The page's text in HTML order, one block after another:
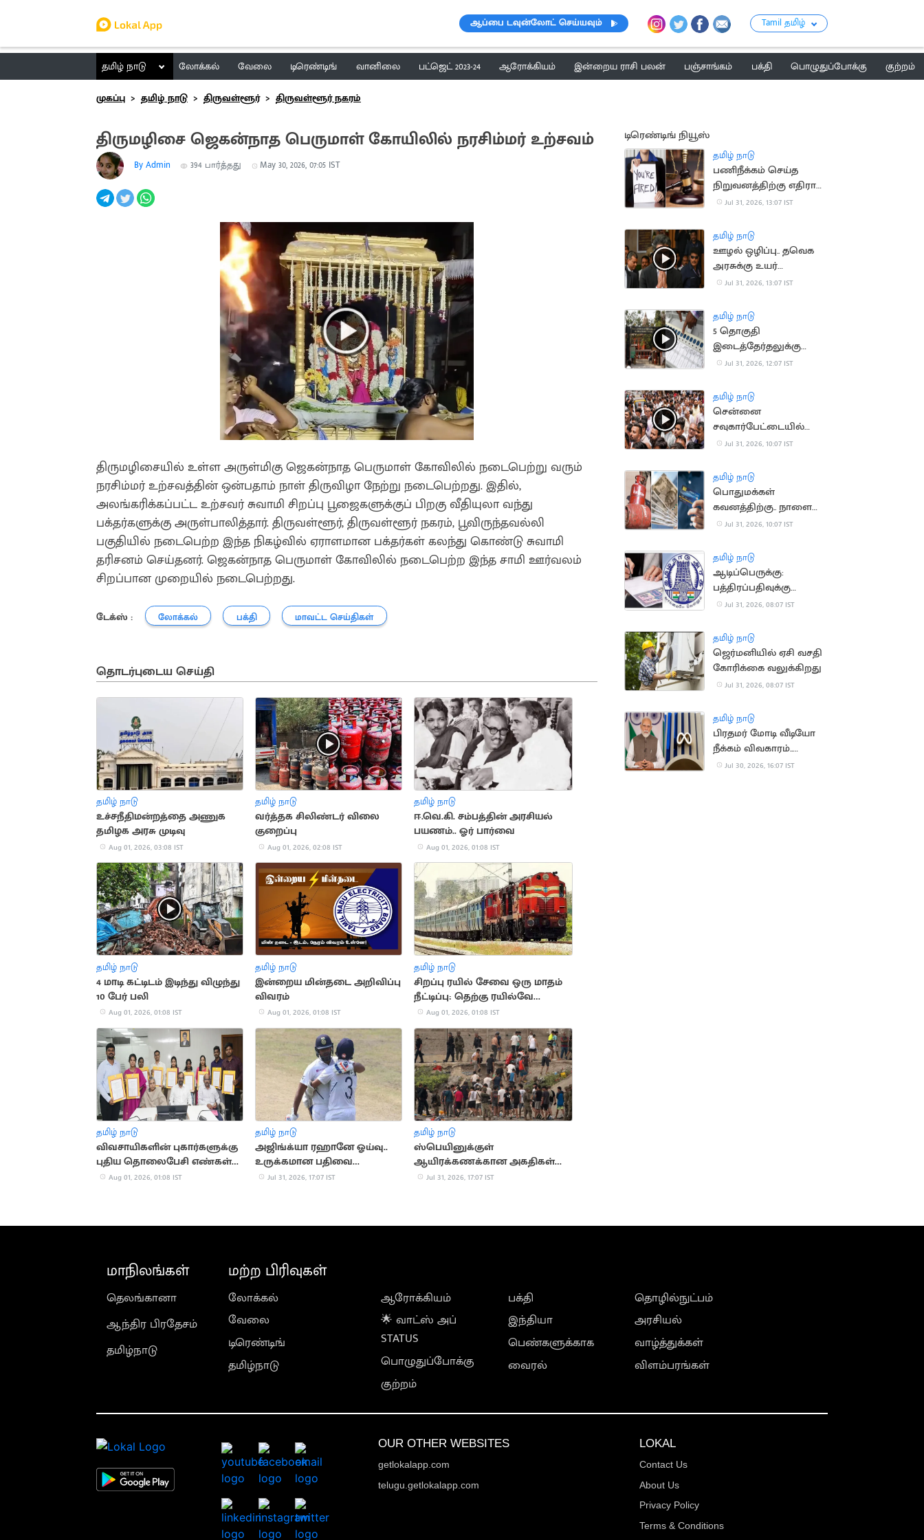
ஆப்பை டவுன்லோட் செய்யவும் Tamil தமிழ்
தமிழ் நாடு லோக்கல் வேலை டிரெண்டிங் வானிலை பட்ஜெட் 2023-24 ஆரோக்கியம் இன்றைய ராசி பலன் பஞ்சாங்கம் பக்தி பொழுதுப்போக்கு
குற்றம்
முகப்பு
தமிழ் நாடு திருவள்ளூர் திருவள்ளூர் நகரம்
திருமழிசை ஜெகன்நாத பெருமாள் கோயிலில் நரசிம்மர் உற்சவம்
By Admin 394 பார்த்தது May 30, 2026, 07:05 IST
திருமழிசையில் உள்ள அருள்மிகு ஜெகன்நாத பெருமாள் கோவிலில் நடைபெற்று வரும்
நரசிம்மர் உற்சவத்தின் ஒன்பதாம் நாள் திருவிழா நேற்று நடைபெற்றது. இதில்,
அலங்கரிக்கப்பட்ட உற்சவர் சுவாமி சிறப்பு பூஜைகளுக்குப் பிறகு வீதியுலா வந்து
பக்தர்களுக்கு அருள்பாலித்தார். திருவள்ளூர், திருவள்ளூர் நகரம், பூவிருந்தவல்லி
பகுதியில் நடைபெற்ற இந்த நிகழ்வில் ஏராளமான பக்தர்கள் கலந்து கொண்டு சுவாமி
தரிசனம் செய்தனர். ஜெகன்நாத பெருமாள் கோவிலில் நடைபெற்ற இந்த சாமி ஊர்வலம்
சிறப்பான முறையில் நடைபெற்றது.
டேக்ஸ் : லோக்கல் பக்தி மாவட்ட செய்திகள்
தொடர்புடைய செய்தி
தமிழ் நாடு
உச்சநீதிமன்றத்தை அணுக
தமிழக அரசு முடிவு
Aug 01, 2026, 03:08 IST
தமிழ் நாடு
வர்த்தக சிலிண்டர் விலை
குறைப்பு
Aug 01, 2026, 02:08 IST
தமிழ் நாடு
ஈ.வெ.கி. சம்பத்தின் அரசியல்
பயணம்.. ஓர் பார்வை
Aug 01, 2026, 01:08 IST
தமிழ் நாடு
4 மாடி கட்டிடம் இடிந்து விழுந்து
10 பேர் பலி
Aug 01, 2026, 01:08 IST
தமிழ் நாடு
இன்றைய மின்தடை அறிவிப்பு
விவரம்
Aug 01, 2026, 01:08 IST
தமிழ் நாடு
சிறப்பு ரயில் சேவை ஒரு மாதம்
நீட்டிப்பு: தெற்கு ரயில்வே
அறிவிப்பு
Aug 01, 2026, 01:08 IST
தமிழ் நாடு
விவசாயிகளின் புகார்களுக்கு
புதிய தொலைபேசி எண்கள்
அறிவிப்பு
Aug 01, 2026, 01:08 IST
தமிழ் நாடு
அஜிங்க்யா ரஹானே ஓய்வு..
உருக்கமான பதிவை
வெளியிட்ட ரோகித் சர்மா
Jul 31, 2026, 17:07 IST
தமிழ் நாடு
ஸ்பெயினுக்குள்
ஆயிரக்கணக்கான அகதிகள்
நுழைந்ததால் பரபரப்பு..
Jul 31, 2026, 17:07 IST
டிரெண்டிங் நியூஸ்
தமிழ் நாடு
பணிநீக்கம் செய்த
நிறுவனத்திற்கு எதிராக
வழக்கு.. ரூ.19 லட்சம்
Jul 31, 2026, 13:07 IST
தமிழ் நாடு
ஊழல் ஒழிப்பு.. தவெக
அரசுக்கு உயர்
நீதிமன்றம் பாராட்டு
Jul 31, 2026, 13:07 IST
தமிழ் நாடு
5 தொகுதி
இடைத்தேர்தலுக்கு
தடை நீட்டிப்பு..
நீதிமன்றம் உத்தரவு
Jul 31, 2026, 12:07 IST
தமிழ் நாடு
சென்னை
சவுகார்பேட்டையில்
வடமாநில வியாபாரிகள்
Jul 31, 2026, 10:07 IST
தமிழ் நாடு
பொதுமக்கள்
கவனத்திற்கு.. நாளை
முதல் அமலாகும் புதிய
Jul 31, 2026, 10:07 IST
தமிழ் நாடு
ஆடிப்பெருக்கு:
பத்திரப்பதிவுக்கு
கூடுதல் டோக்கன்கள்
Jul 31, 2026, 08:07 IST
தமிழ் நாடு
ஜெர்மனியில் ஏசி வசதி
கோரிக்கை வலுக்கிறது
Jul 31, 2026, 08:07 IST
தமிழ் நாடு
பிரதமர் மோடி வீடியோ
நீக்கம் விவகாரம்..
மெட்டாவுக்கு மீண்டும்
Jul 30, 2026, 16:07 IST
மாநிலங்கள்
தெலங்கானா
ஆந்திர பிரதேசம்
தமிழ்நாடு
மற்ற பிரிவுகள்
லோக்கல்
வேலை
டிரெண்டிங்
தமிழ்நாடு
ஆரோக்கியம்
🌟 வாட்ஸ் அப்
STATUS
பொழுதுப்போக்கு
குற்றம்
பக்தி
இந்தியா
பெண்களுக்காக
வைரல்
தொழில்நுட்பம்
அரசியல்
வாழ்த்துக்கள்
விளம்பரங்கள்
OUR OTHER WEBSITES
getlokalapp.com
telugu.getlokalapp.com
LOKAL
Contact Us
About Us
Privacy Policy
Terms & Conditions